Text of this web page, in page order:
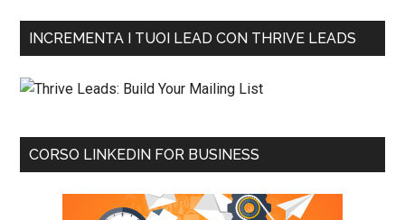
INCREMENTA I TUOI LEAD CON THRIVE LEADS
CORSO LINKEDIN FOR BUSINESS